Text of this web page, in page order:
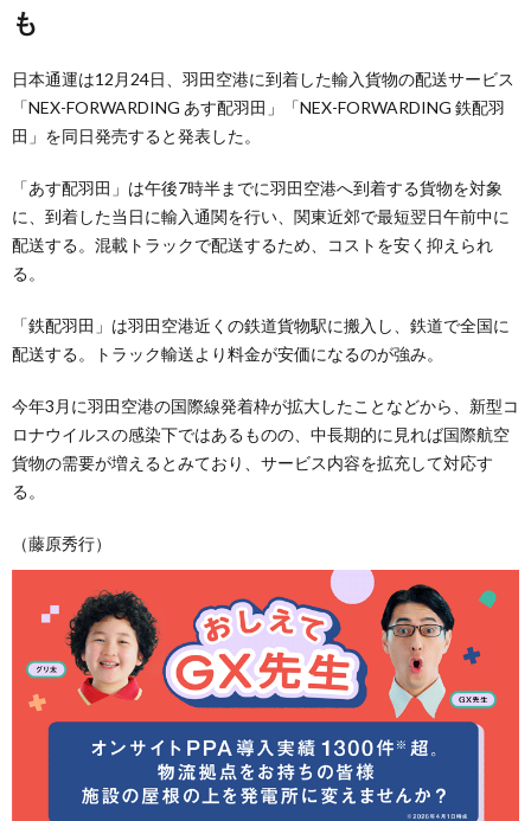
も
日本通運は12月24日、羽田空港に到着した輸入貨物の配送サービス
「NEX-FORWARDING あす配羽田」「NEX-FORWARDING 鉄配羽
田」を同日発売すると発表した。
「あす配羽田」は午後7時半までに羽田空港へ到着する貨物を対象
に、到着した当日に輸入通関を行い、関東近郊で最短翌日午前中に
配送する。混載トラックで配送するため、コストを安く抑えられ
る。
「鉄配羽田」は羽田空港近くの鉄道貨物駅に搬入し、鉄道で全国に
配送する。トラック輸送より料金が安価になるのが強み。
今年3月に羽田空港の国際線発着枠が拡大したことなどから、新型コ
ロナウイルスの感染下ではあるものの、中長期的に見れば国際航空
貨物の需要が増えるとみており、サービス内容を拡充して対応す
る。
（藤原秀行）